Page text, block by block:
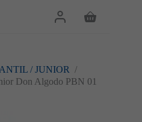
Cistella
/ JUNIOR /
Don Algodo PBN 01